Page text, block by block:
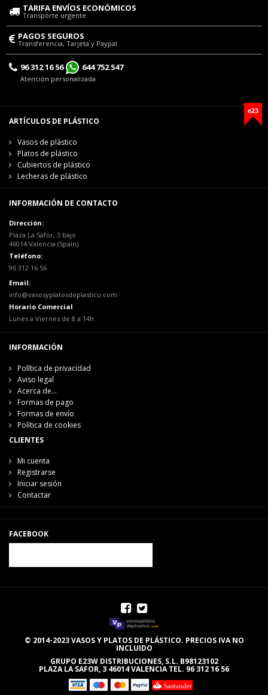
TARIFA ENVÍOS ECONÓMICOS
Transporte urgente
PAGOS SEGUROS
Transferencia, Tarjeta y Paypal
96 312 16 56 644 752 547
Atención personalizada
e23
ARTÍCULOS DE PLÁSTICO
Vasos de plástico
Platos de plástico
Cubiertos de plástico
Lecheras de plástico
INFORMACIÓN DE CONTACTO
Dirección:
Plaza La Safor, 3 bajo
46014 Valencia (Spain)
Teléfono:
96 312 16 56
Email:
info@vasosyplatosdeplastico.com
Horario Comercial
Lunes a Viernes de 8 a 14h.
INFORMACIÓN
Política de privacidad
Aviso legal
Acerca de...
Formas de pago
Formas de envío
Política de cookies
CLIENTES
Mi cuenta
Registrarse
Iniciar sesión
Contactar
FACEBOOK
© 2014-2023 VASOS Y PLATOS DE PLÁSTICO. PRECIOS IVA NO
INCLUIDO
GRUPO E23W DISTRIBUCIONES, S.L. B98123102
PLAZA LA SAFOR, 3 46014 VALENCIA TEL. 96 312 16 56